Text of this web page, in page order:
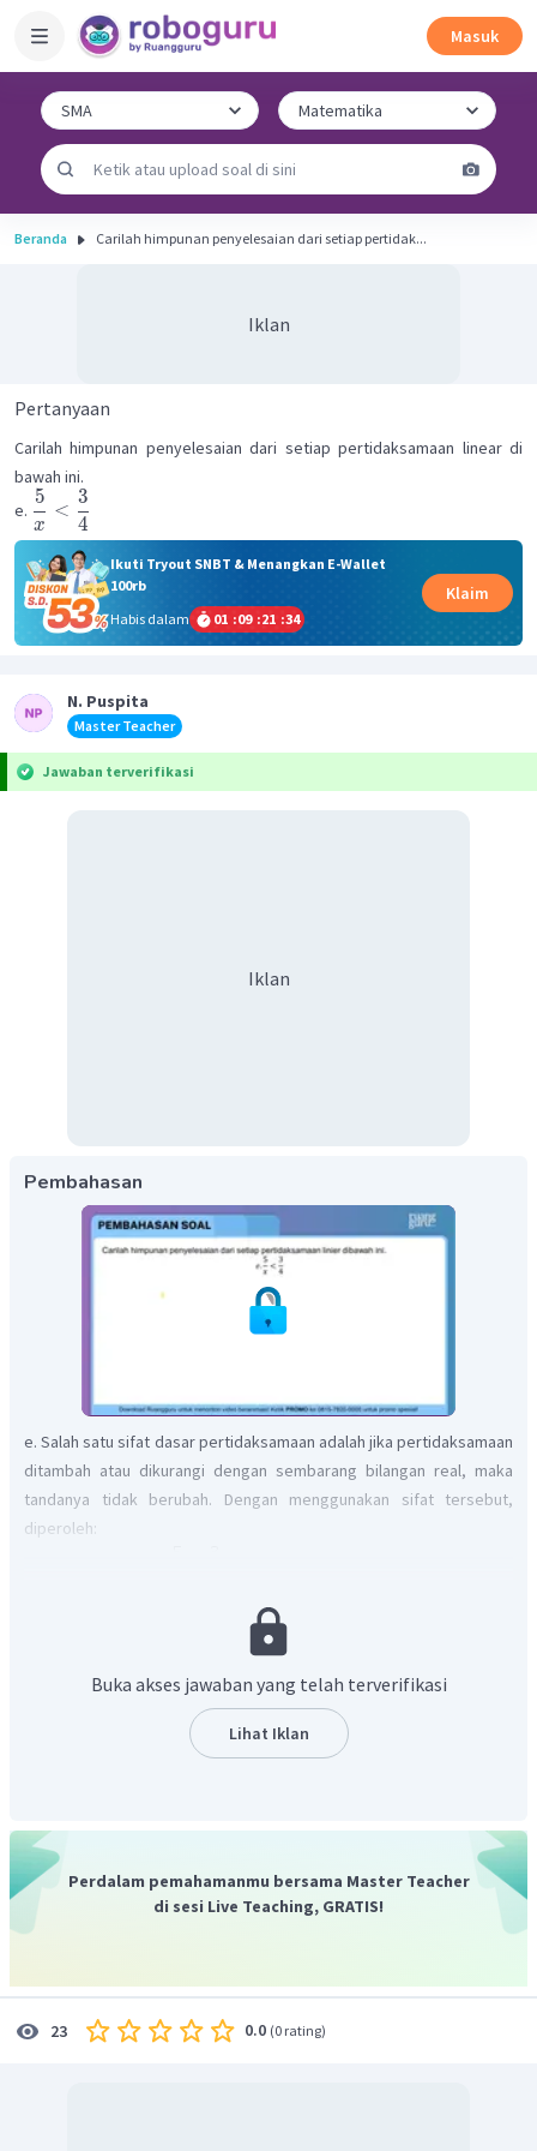
Masuk
Beranda Carilah himpunan penyelesaian dari setiap pertidak...
Iklan
Pertanyaan
Carilah himpunan penyelesaian dari setiap pertidaksamaan linear di
bawah ini.
e.
x
5
<
4
3
Ikuti Tryout SNBT & Menangkan E-Wallet
100rb
Habis dalam
01 :09 :21 :34
Klaim
N. Puspita
Master Teacher
Jawaban terverifikasi
Iklan
Pembahasan
e. Salah satu sifat dasar pertidaksamaan adalah jika pertidaksamaan
ditambah atau dikurangi dengan sembarang bilangan real, maka
tandanya tidak berubah. Dengan menggunakan sifat tersebut,
diperoleh:
yang memenuhi sebagai berikut.
Lalu, saat penyebut sama dengan , nilai
Buka akses jawaban yang telah terverifikasi
Lihat Iklan
Perdalam pemahamanmu bersama Master Teacher
di sesi Live Teaching, GRATIS!
23 0.0 (0 rating)